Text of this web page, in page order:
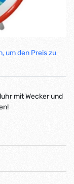
um den Preis zu
mit Wecker und